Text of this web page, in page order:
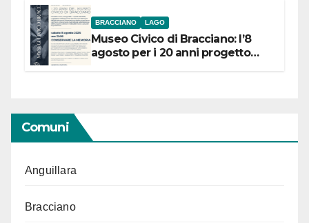
BRACCIANO LAGO
Museo Civico di Bracciano: l’8
agosto per i 20 anni progetto
Comuni
Anguillara
Bracciano